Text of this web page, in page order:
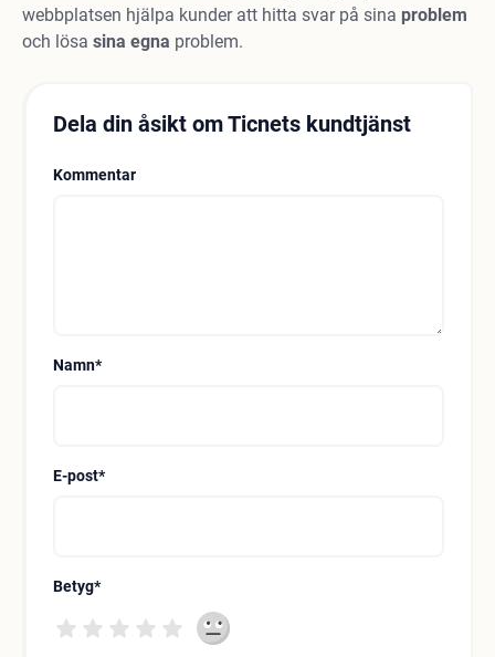
webbplatsen hjälpa kunder att hitta svar på sina problem
och lösa sina egna problem.
Dela din åsikt om Ticnets kundtjänst
Kommentar
Namn*
E-post*
Betyg*